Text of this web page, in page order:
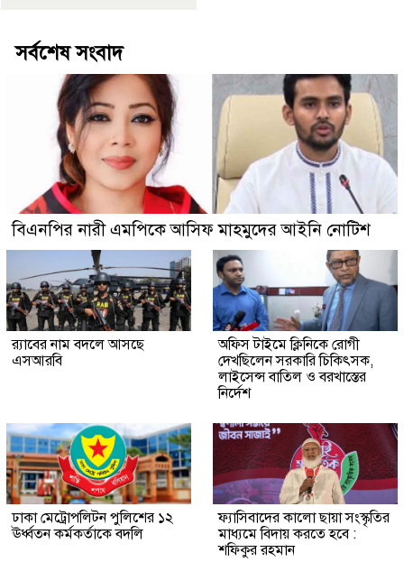
সর্বশেষ সংবাদ
বিএনপির নারী এমপিকে আসিফ মাহমুদের আইনি নোটিশ
র‍্যাবের নাম বদলে আসছে
এসআরবি
অফিস টাইমে ক্লিনিকে রোগী
দেখছিলেন সরকারি চিকিৎসক,
লাইসেন্স বাতিল ও বরখাস্তের
নির্দেশ
ঢাকা মেট্রোপলিটন পুলিশের ১২
ঊর্ধ্বতন কর্মকর্তাকে বদলি
ফ্যাসিবাদের কালো ছায়া সংস্কৃতির
মাধ্যমে বিদায় করতে হবে :
শফিকুর রহমান